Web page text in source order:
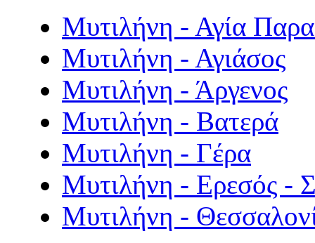
Μυτιλήνη - Αγία
Μυτιλήνη - Αγιάσος
Μυτιλήνη - Άργενος
Μυτιλήνη - Βατερά
Μυτιλήνη - Γέρα
Μυτιλήνη - Ερεσός -
Μυτιλήνη -